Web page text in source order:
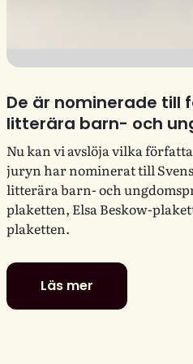
De är nominerade till
litterära barn- och
Nu kan vi avslöja vilka
juryn har nominerat till
litterära barn- och
plaketten, Elsa Beskow-
plaketten.
Läs mer
De
är